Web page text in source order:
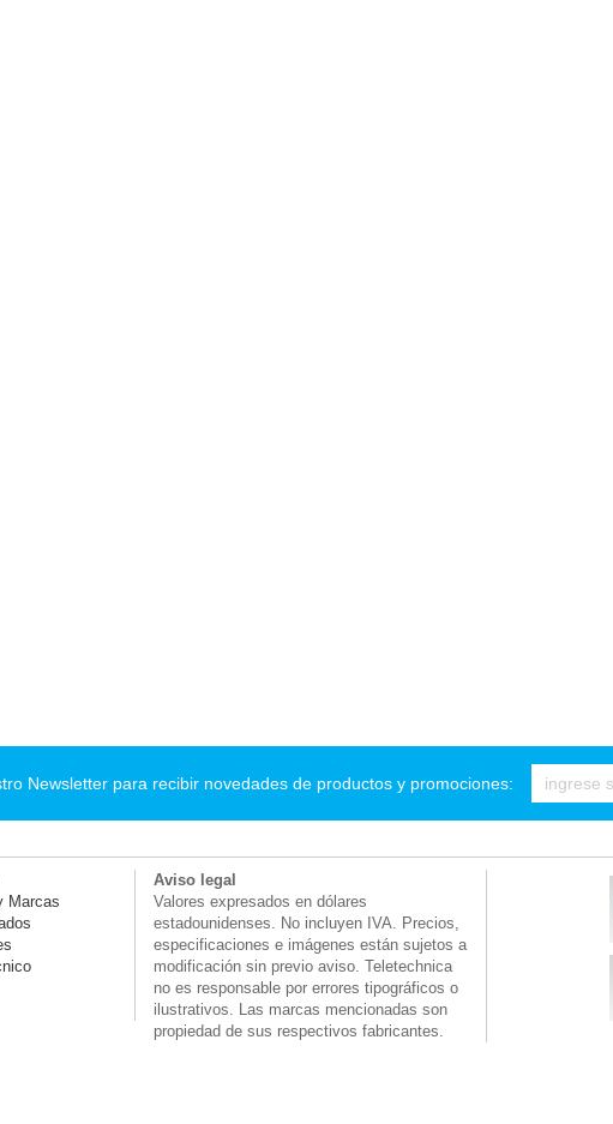
Newsletter para recibir novedades de productos y promociones:
Marcas
Aviso legal
Valores expresados en dólares
estadounidenses. No incluyen IVA. Precios,
especificaciones e imágenes están sujetos a
modificación sin previo aviso. Teletechnica
no es responsable por errores tipográficos o
ilustrativos. Las marcas mencionadas son
propiedad de sus respectivos fabricantes.